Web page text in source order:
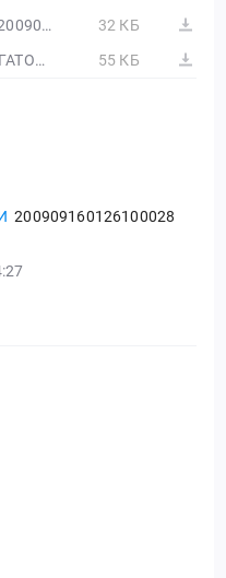
Информация по закупке №200909160126100028.html
32 КБ
Извещение. ЕДИНЫЙ АГРЕГАТОР ТОРГОВЛИ
55 КБ
200909160126100028